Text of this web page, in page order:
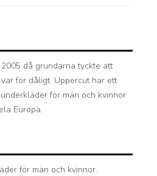
då grundarna tyckte att
för dåligt. Uppercut har ett
för män och kvinnor
Europa.
för män och kvinnor.